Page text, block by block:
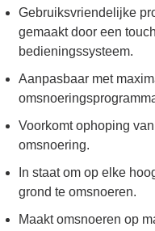
Gebruiksvriendelijke
gemaakt door een
bedieningssysteem.
Aanpasbaar met
Voorkomt ophoping
omsnoering.
In staat om op elke
grond te omsnoeren.
Maakt omsnoeren op